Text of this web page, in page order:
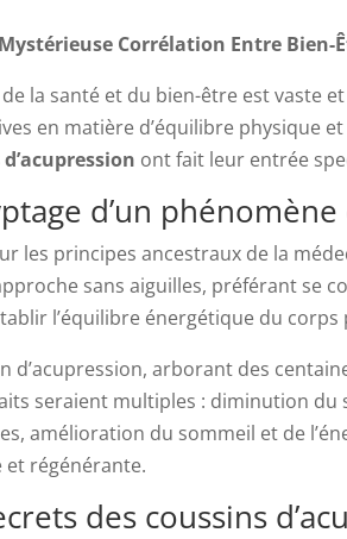
Corrélation Entre Bien-
de la santé et du bien-être est vaste
en matière d’équilibre physique
ont fait leur entrée
d’un
les principes ancestraux de la
sans aiguilles, préférant se
l’équilibre énergétique du
d’acupression, arborant des
seraient multiples : diminution du
amélioration du sommeil et de
et régénérante.
des coussins